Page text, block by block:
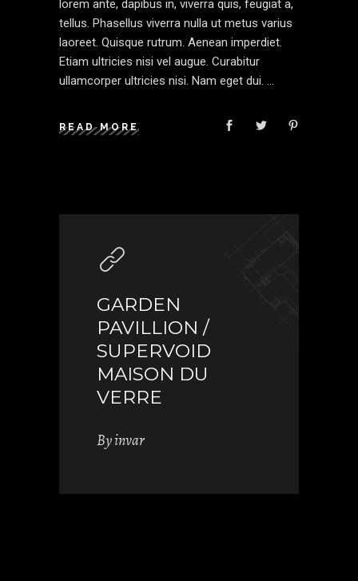
lorem ante, dapibus in, viverra quis, feugiat a,
tellus. Phasellus viverra nulla ut metus varius
laoreet. Quisque rutrum. Aenean imperdiet.
Etiam ultricies nisi vel augue. Curabitur
ullamcorper ultricies nisi. Nam eget dui.
READ MORE
GARDEN
PAVILLION /
SUPERVOID
MAISON DU
VERRE
Byinvar